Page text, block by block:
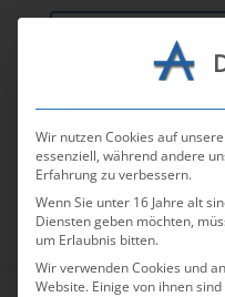
Wir nutzen Cookies auf
essenziell, während andere
Erfahrung zu verbessern.
Wenn Sie unter 16 Jahre alt
Diensten geben möchten,
um Erlaubnis bitten.
Wir verwenden Cookies und
Website. Einige von ihnen